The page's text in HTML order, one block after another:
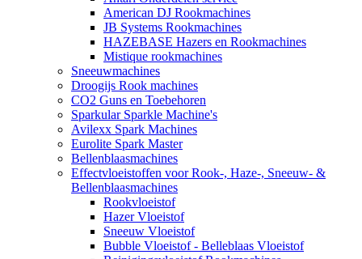
American DJ Rookmachines
JB Systems Rookmachines
HAZEBASE Hazers en Rookmachines
Mistique rookmachines
Sneeuwmachines
Droogijs Rook machines
CO2 Guns en Toebehoren
Sparkular Sparkle Machine's
Avilexx Spark Machines
Eurolite Spark Master
Bellenblaasmachines
Effectvloeistoffen voor Rook-, Haze-, Sneeuw- &
Bellenblaasmachines
Rookvloeistof
Hazer Vloeistof
Sneeuw Vloeistof
Bubble Vloeistof - Belleblaas Vloeistof